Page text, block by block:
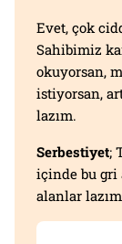
Evet, çok
Sahibimiz
okuyorsan,
istiyorsan,
lazım.
Serbestiyet;
içinde bu gri
alanlar